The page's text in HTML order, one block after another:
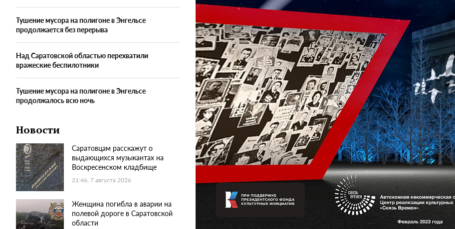
Тушение мусора на полигоне в Энгельсе
продолжается без перерыва
Над Саратовской областью перехватили
вражеские беспилотники
Тушение мусора на полигоне в Энгельсе
продолжалось всю ночь
Новости
Саратовцам расскажут о
выдающихся музыкантах на
Воскресенском кладбище
21:46, 7 августа 2026
Женщина погибла в аварии на
полевой дороге в Саратовской
области